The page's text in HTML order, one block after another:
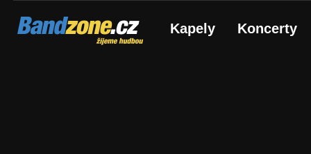
Bandzone.cz
žijeme hudbou Kapely Koncerty